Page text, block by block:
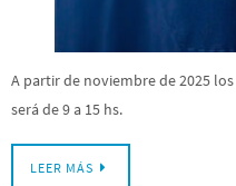
A partir de noviembre de 2025
será de 9 a 15 hs.
LEER MÁS